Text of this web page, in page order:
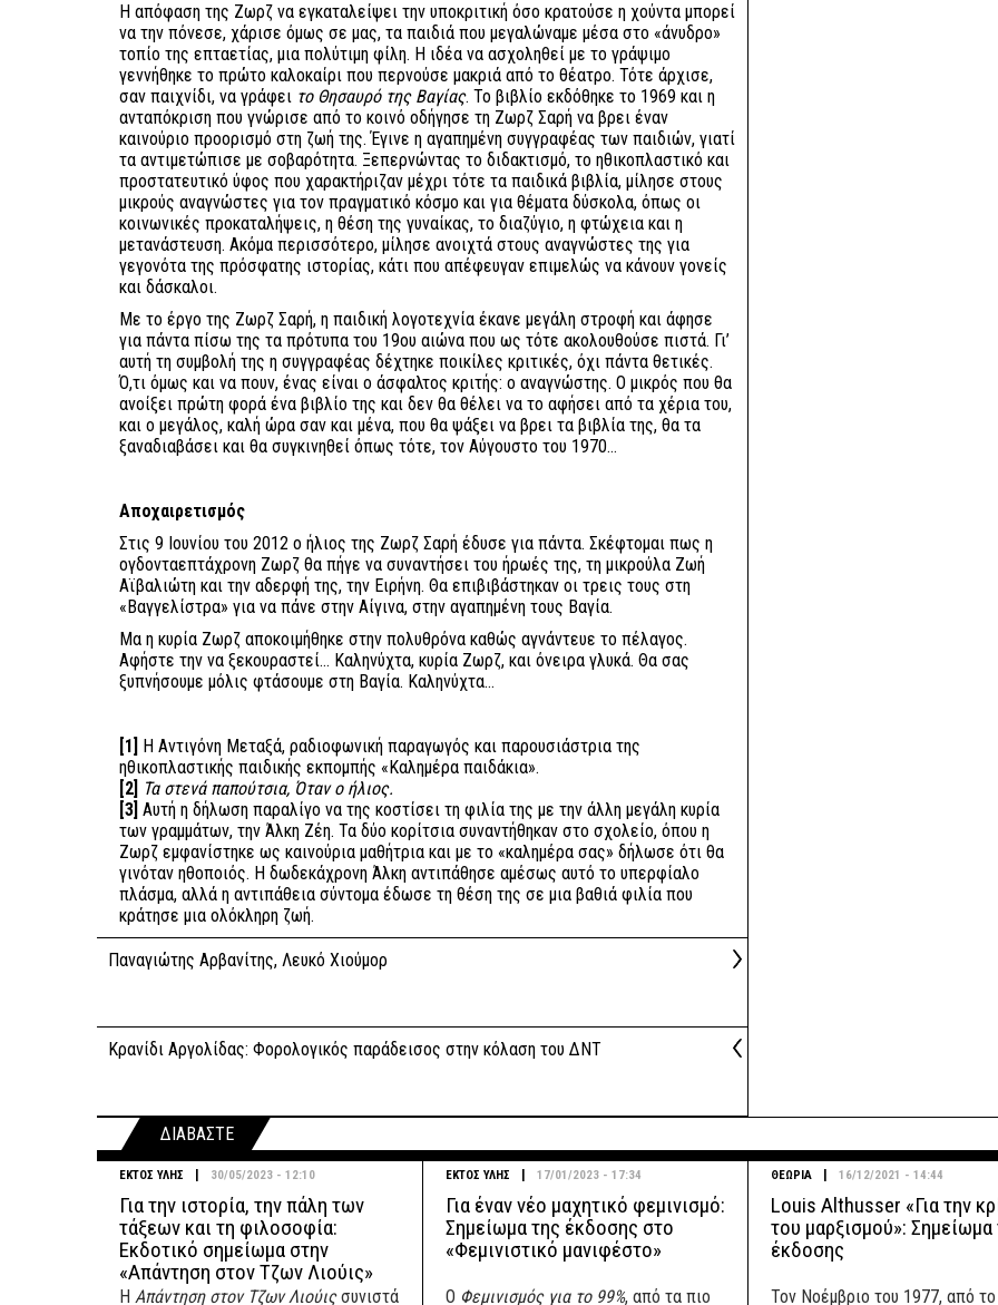
Η απόφαση της Ζωρζ να εγκαταλείψει την υποκριτική όσο κρατούσε η χούντα μπορεί
να την πόνεσε, χάρισε όμως σε μας, τα παιδιά που μεγαλώναμε μέσα στο «άνυδρο»
τοπίο της επταετίας, μια πολύτιμη φίλη. Η ιδέα να ασχοληθεί με το γράψιμο
γεννήθηκε το πρώτο καλοκαίρι που περνούσε μακριά από το θέατρο. Τότε άρχισε,
σαν παιχνίδι, να γράφει το Θησαυρό της Βαγίας. Το βιβλίο εκδόθηκε το 1969 και η
ανταπόκριση που γνώρισε από το κοινό οδήγησε τη Ζωρζ Σαρή να βρει έναν
καινούριο προορισμό στη ζωή της. Έγινε η αγαπημένη συγγραφέας των παιδιών, γιατί
τα αντιμετώπισε με σοβαρότητα. Ξεπερνώντας το διδακτισμό, το ηθικοπλαστικό και
προστατευτικό ύφος που χαρακτήριζαν μέχρι τότε τα παιδικά βιβλία, μίλησε στους
μικρούς αναγνώστες για τον πραγματικό κόσμο και για θέματα δύσκολα, όπως οι
κοινωνικές προκαταλήψεις, η θέση της γυναίκας, το διαζύγιο, η φτώχεια και η
μετανάστευση. Ακόμα περισσότερο, μίλησε ανοιχτά στους αναγνώστες της για
γεγονότα της πρόσφατης ιστορίας, κάτι που απέφευγαν επιμελώς να κάνουν γονείς
και δάσκαλοι.
Με το έργο της Ζωρζ Σαρή, η παιδική λογοτεχνία έκανε μεγάλη στροφή και άφησε
για πάντα πίσω της τα πρότυπα του 19ου αιώνα που ως τότε ακολουθούσε πιστά. Γι’
αυτή τη συμβολή της η συγγραφέας δέχτηκε ποικίλες κριτικές, όχι πάντα θετικές.
Ό,τι όμως και να πουν, ένας είναι ο άσφαλτος κριτής: ο αναγνώστης. Ο μικρός που θα
ανοίξει πρώτη φορά ένα βιβλίο της και δεν θα θέλει να το αφήσει από τα χέρια του,
και ο μεγάλος, καλή ώρα σαν και μένα, που θα ψάξει να βρει τα βιβλία της, θα τα
ξαναδιαβάσει και θα συγκινηθεί όπως τότε, τον Αύγουστο του 1970…
Αποχαιρετισμός
Στις 9 Ιουνίου του 2012 ο ήλιος της Ζωρζ Σαρή έδυσε για πάντα. Σκέφτομαι πως η
ογδονταεπτάχρονη Ζωρζ θα πήγε να συναντήσει του ήρωές της, τη μικρούλα Ζωή
Αϊβαλιώτη και την αδερφή της, την Ειρήνη. Θα επιβιβάστηκαν οι τρεις τους στη
«Βαγγελίστρα» για να πάνε στην Αίγινα, στην αγαπημένη τους Βαγία.
Μα η κυρία Ζωρζ αποκοιμήθηκε στην πολυθρόνα καθώς αγνάντευε το πέλαγος.
Αφήστε την να ξεκουραστεί… Καληνύχτα, κυρία Ζωρζ, και όνειρα γλυκά. Θα σας
ξυπνήσουμε μόλις φτάσουμε στη Βαγία. Καληνύχτα…
[1] Η Αντιγόνη Μεταξά, ραδιοφωνική παραγωγός και παρουσιάστρια της
ηθικοπλαστικής παιδικής εκπομπής «Καλημέρα παιδάκια».
[2] Τα στενά παπούτσια, Όταν ο ήλιος.
[3] Αυτή η δήλωση παραλίγο να της κοστίσει τη φιλία της με την άλλη μεγάλη κυρία
των γραμμάτων, την Άλκη Ζέη. Τα δύο κορίτσια συναντήθηκαν στο σχολείο, όπου η
Ζωρζ εμφανίστηκε ως καινούρια μαθήτρια και με το «καλημέρα σας» δήλωσε ότι θα
γινόταν ηθοποιός. Η δωδεκάχρονη Άλκη αντιπάθησε αμέσως αυτό το υπερφίαλο
πλάσμα, αλλά η αντιπάθεια σύντομα έδωσε τη θέση της σε μια βαθιά φιλία που
κράτησε μια ολόκληρη ζωή.
Παναγιώτης Αρβανίτης, Λευκό Χιούμορ
Κρανίδι Αργολίδας: Φορολογικός παράδεισος στην κόλαση του ΔΝΤ
ΔΙΑΒΑΣΤΕ
ΕΚΤΟΣ ΥΛΗΣ 30/05/2023 - 12:10
Για την ιστορία, την πάλη των
τάξεων και τη φιλοσοφία:
Εκδοτικό σημείωμα στην
«Απάντηση στον Τζων Λιούις»
Η Απάντηση στον Τζων Λιούιςσυνιστά
ΕΚΤΟΣ ΥΛΗΣ 17/01/2023 - 17:34
Για έναν νέο μαχητικό φεμινισμό:
Σημείωμα της έκδοσης στο
«Φεμινιστικό μανιφέστο»
Ο Φεμινισμός για το 99%, από τα πιο
ΘΕΩΡΙΑ 16/12/2021 - 14:44
Louis Althusser «Για την
του μαρξισμού»: Σημείωμα
έκδοσης
Τον Νοέμβριο του 1977, από